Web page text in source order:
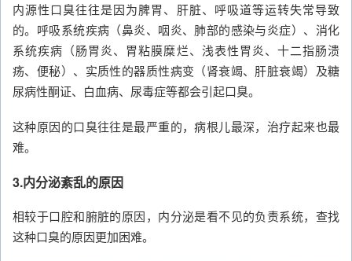
内源性口臭往往是因为脾胃、肝脏、呼吸道等运转失常导致
的。呼吸系统疾病（鼻炎、咽炎、肺部的感染与炎症）、消化
系统疾病（肠胃炎、胃粘膜糜烂、浅表性胃炎、十二指肠溃
疡、便秘）、实质性的器质性病变（肾衰竭、肝脏衰竭）及糖
尿病性酮证、白血病、尿毒症等都会引起口臭。
这种原因的口臭往往是最严重的，病根儿最深，治疗起来也最
难。
3.内分泌紊乱的原因
相较于口腔和腑脏的原因，内分泌是看不见的负责系统，查找
这种口臭的原因更加困难。